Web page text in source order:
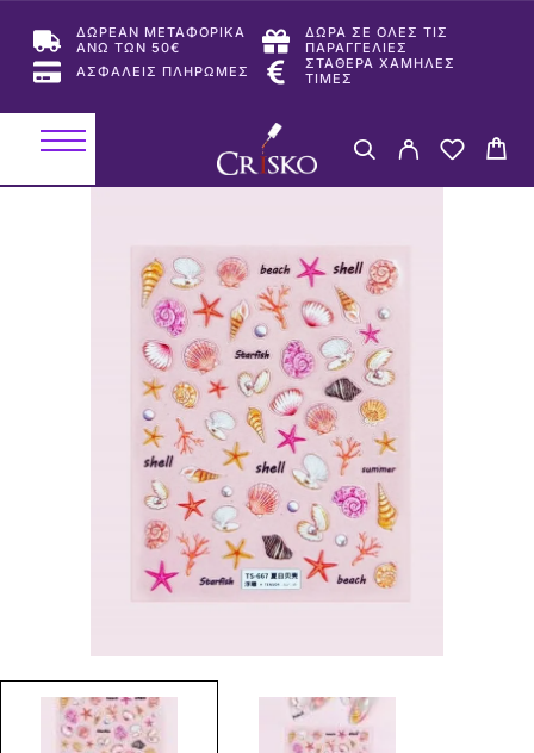
ΔΩΡΕΑΝ ΜΕΤΑΦΟΡΙΚΑ
ΑΝΩ ΤΩΝ 50€
ΔΩΡΑ ΣΕ ΟΛΕΣ ΤΙΣ
ΠΑΡΑΓΓΕΛΙΕΣ
ΑΣΦΑΛΕΙΣ ΠΛΗΡΩΜΕΣ
ΣΤΑΘΕΡΑ ΧΑΜΗΛΕΣ
ΤΙΜΕΣ